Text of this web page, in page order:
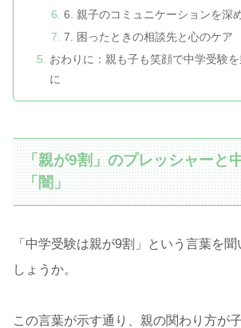
6. 親子のコミュニケーションを深
7. 困ったときの相談先と心のケア
おわりに：親も子も笑顔で中学受験
に
「親が9割」のプレッシャーと
「闇」
「中学受験は親が9割」という言葉を
しょうか。
この言葉が示す通り、親の関わり方が